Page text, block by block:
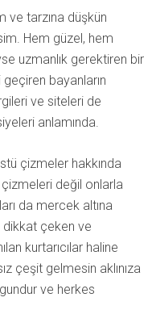
ve tarzına düşkün
Hem güzel, hem
uzmanlık gerektiren bir
geçiren bayanların
ve siteleri de
anlamında.
çizmeler hakkında
çizmeleri değil onlarla
da mercek altına
dikkat çeken ve
kurtarıcılar haline
çeşit gelmesin aklınıza
ve herkes